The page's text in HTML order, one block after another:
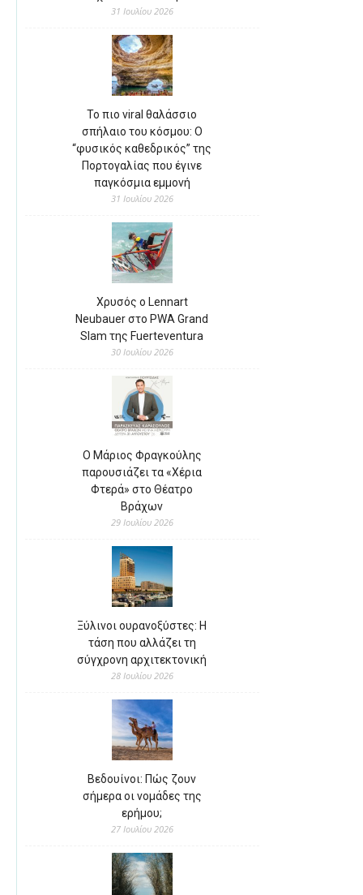
31 Ιουλίου 2026
Το πιο viral θαλάσσιο
σπήλαιο του κόσμου: Ο
“φυσικός καθεδρικός” της
Πορτογαλίας που έγινε
παγκόσμια εμμονή
31 Ιουλίου 2026
Χρυσός ο Lennart
Neubauer στο PWA Grand
Slam της Fuerteventura
30 Ιουλίου 2026
Ο Μάριος Φραγκούλης
παρουσιάζει τα «Χέρια
Φτερά» στο Θέατρο
Βράχων
29 Ιουλίου 2026
Ξύλινοι ουρανοξύστες: Η
τάση που αλλάζει τη
σύγχρονη αρχιτεκτονική
28 Ιουλίου 2026
Βεδουίνοι: Πώς ζουν
σήμερα οι νομάδες της
ερήμου;
27 Ιουλίου 2026